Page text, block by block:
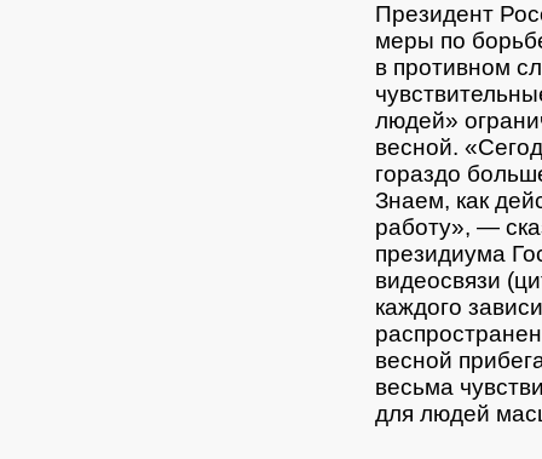
Президент
меры по
в противном
людей»
весной.
гораздо
Знаем, как
работу», —
президиума
видеосвязи
каждого
весной
весьма
для людей